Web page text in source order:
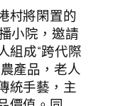
村將閑置的
小院，邀請
組成“跨代際
產品，老人
統手藝，主